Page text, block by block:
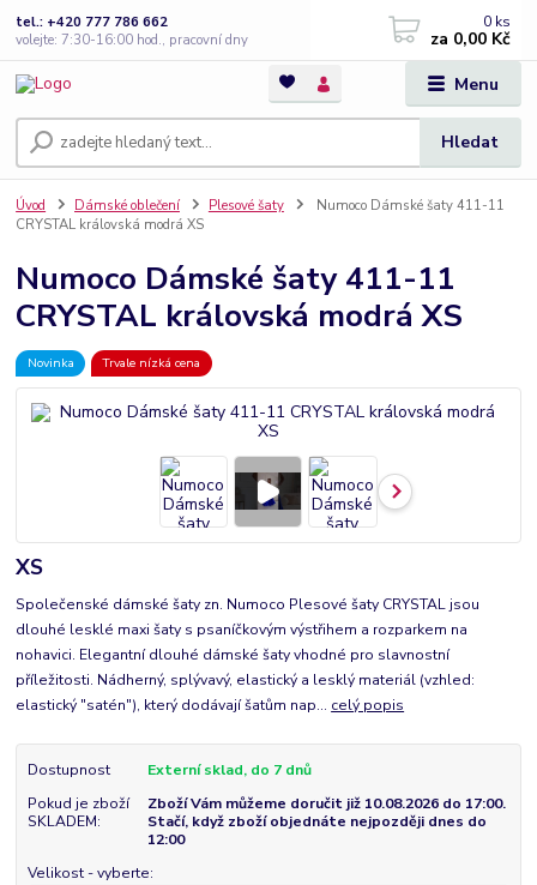
Menu
Hledat
tel.: +420 777 786 662
volejte: 7:30-16:00 hod., pracovní dny
0 ks
za 0,00 Kč
Úvod Dámské oblečení Plesové šaty
Numoco Dámské šaty 411-11
CRYSTAL královská modrá XS
Numoco Dámské šaty 411-11
CRYSTAL královská modrá XS
Novinka Trvale nízká cena
XS
Společenské dámské šaty zn. Numoco Plesové šaty CRYSTAL jsou
dlouhé lesklé maxi šaty s psaníčkovým výstřihem a rozparkem na
nohavici. Elegantní dlouhé dámské šaty vhodné pro slavnostní
příležitosti. Nádherný, splývavý, elastický a lesklý materiál (vzhled:
elastický "satén"), který dodávají šatům nap... celý popis
Dostupnost
Externí sklad, do 7 dnů
Pokud je zboží
SKLADEM:
Zboží Vám můžeme doručit již 10.08.2026 do 17:00.
Stačí, když zboží objednáte nejpozději dnes do
12:00
Velikost - vyberte: